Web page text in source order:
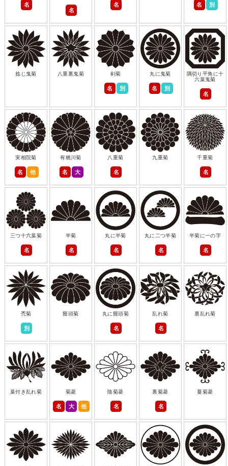
名
名
名 名 別
捻じ鬼菊 八重裏鬼菊 剣菊
名 別
丸に鬼菊
名 別
隅切り平角に十
六葉鬼菊
名
実相院菊
名 他
有栖川菊
名 大
八重菊
名
九重菊 千重菊
名
三つ十六葉菊
名
半菊
名
丸に半菊
名
丸に二つ半菊
名
半菊に一の字
名
禿菊
別
饅頭菊 丸に饅頭菊
名
乱れ菊
名
裏乱れ菊
葉付き乱れ菊 菊菱
名 大 他
陰菊菱
名
裏菊菱
名
蔓菊菱